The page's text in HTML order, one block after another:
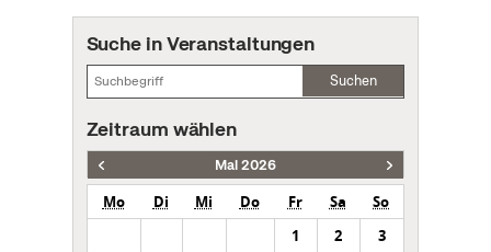
Suche in Veranstaltungen
Suchen
Zeitraum wählen
Mai 2026
Mo Di Mi Do Fr Sa
So
1
2
3